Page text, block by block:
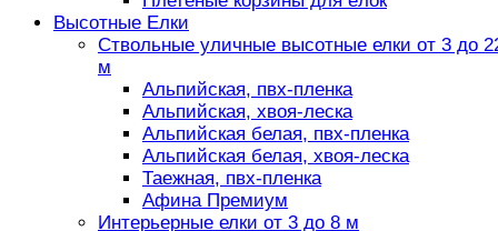
Высотные Елки
Ствольные уличные высотные елки от 3 до
м
Альпийская, пвх-пленка
Альпийская, хвоя-леска
Альпийская белая, пвх-пленка
Альпийская белая, хвоя-леска
Таежная, пвх-пленка
Афина Премиум
Интерьерные елки от 3 до 8 м